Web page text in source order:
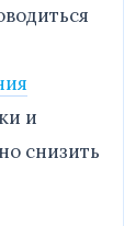
и
снизить